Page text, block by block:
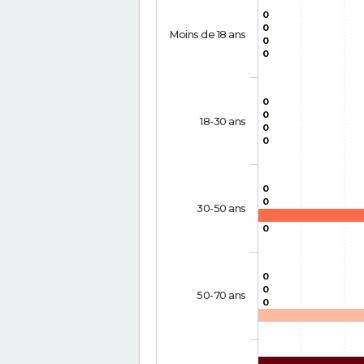
0
0
0
0
0
0
0
0
0
0
0
0
0
0
Moins de 18 ans
18-30 ans
30-50 ans
50-70 ans